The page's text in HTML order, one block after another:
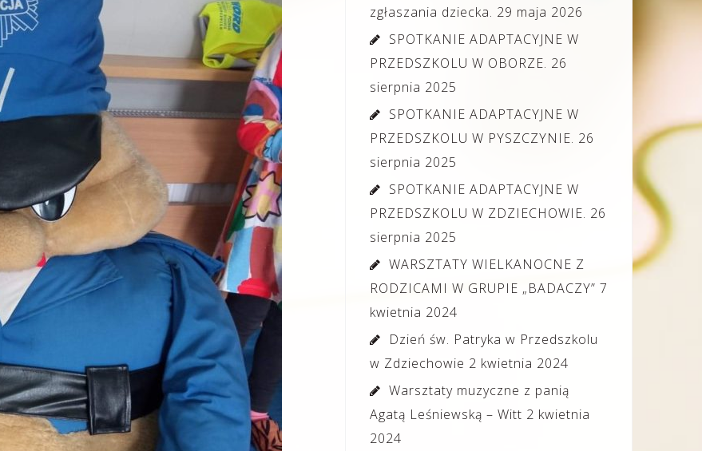
zgłaszania dziecka. 29 maja 2026
SPOTKANIE ADAPTACYJNE W
PRZEDSZKOLU W OBORZE. 26
sierpnia 2025
SPOTKANIE ADAPTACYJNE W
PRZEDSZKOLU W PYSZCZYNIE. 26
sierpnia 2025
SPOTKANIE ADAPTACYJNE W
PRZEDSZKOLU W ZDZIECHOWIE. 26
sierpnia 2025
WARSZTATY WIELKANOCNE Z
RODZICAMI W GRUPIE „BADACZY” 7
kwietnia 2024
Dzień św. Patryka w Przedszkolu
w Zdziechowie 2 kwietnia 2024
Warsztaty muzyczne z panią
Agatą Leśniewską – Witt 2 kwietnia
2024